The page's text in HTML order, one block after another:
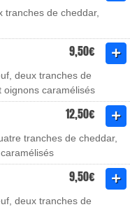
tranches de cheddar,
9,50€
deux tranches de
oignons caramélisés
12,50€
tranches de cheddar,
9,50€
deux tranches de